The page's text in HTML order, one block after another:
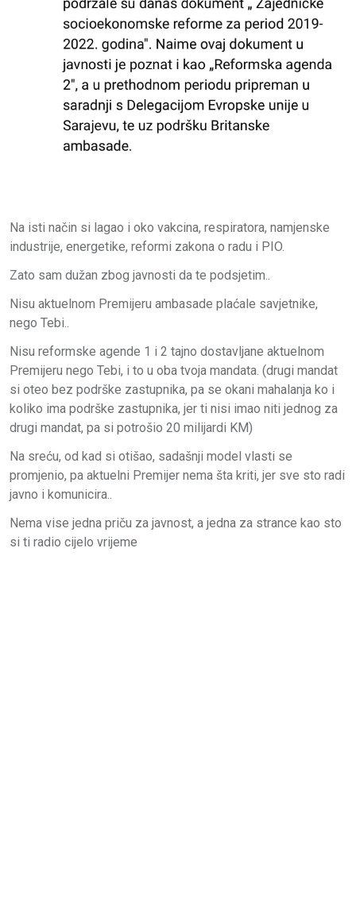
Na isti način si lagao i oko vakcina, respiratora, namjenske
industrije, energetike, reformi zakona o radu i PIO.
Zato sam dužan zbog javnosti da te podsjetim..
Nisu aktuelnom Premijeru ambasade plaćale savjetnike,
nego Tebi..
Nisu reformske agende 1 i 2 tajno dostavljane aktuelnom
Premijeru nego Tebi, i to u oba tvoja mandata. (drugi mandat
si oteo bez podrške zastupnika, pa se okani mahalanja ko i
koliko ima podrške zastupnika, jer ti nisi imao niti jednog za
drugi mandat, pa si potrošio 20 milijardi KM)
Na sreću, od kad si otišao, sadašnji model vlasti se
promjenio, pa aktuelni Premijer nema šta kriti, jer sve sto radi
javno i komunicira..
Nema vise jedna priču za javnost, a jedna za strance kao sto
si ti radio cijelo vrijeme